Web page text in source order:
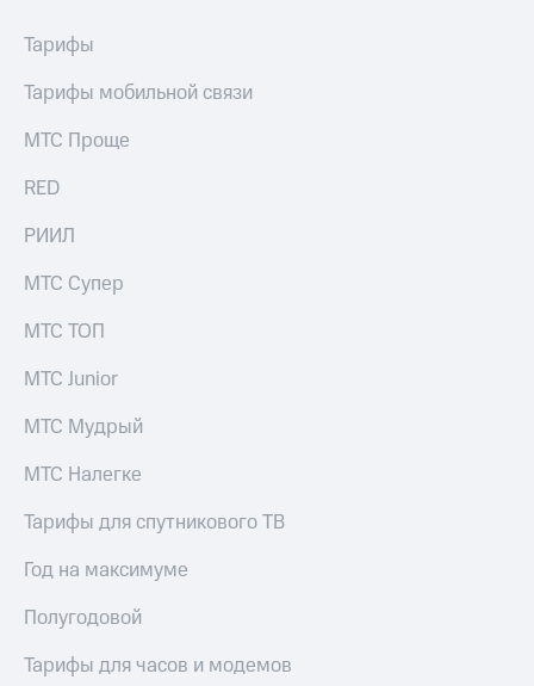
Тарифы
Тарифы мобильной связи
МТС Проще
RED
РИИЛ
МТС Супер
МТС ТОП
МТС Junior
МТС Мудрый
МТС Налегке
Тарифы для спутникового ТВ
Год на максимуме
Полугодовой
Тарифы для часов и модемов